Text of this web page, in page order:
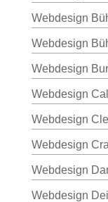
Webdesign
Webdesign
Webdesign
Webdesign
Webdesign
Webdesign
Webdesign
Webdesign